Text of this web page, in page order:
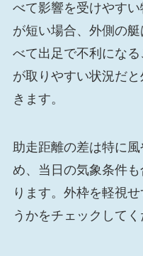
べて影響を受けやす
が短い場合、外側の
べて出足で不利にな
が取りやすい状況だ
きます。
助走距離の差は特に
め、当日の気象条件
ります。外枠を軽視
うかをチェックしてく